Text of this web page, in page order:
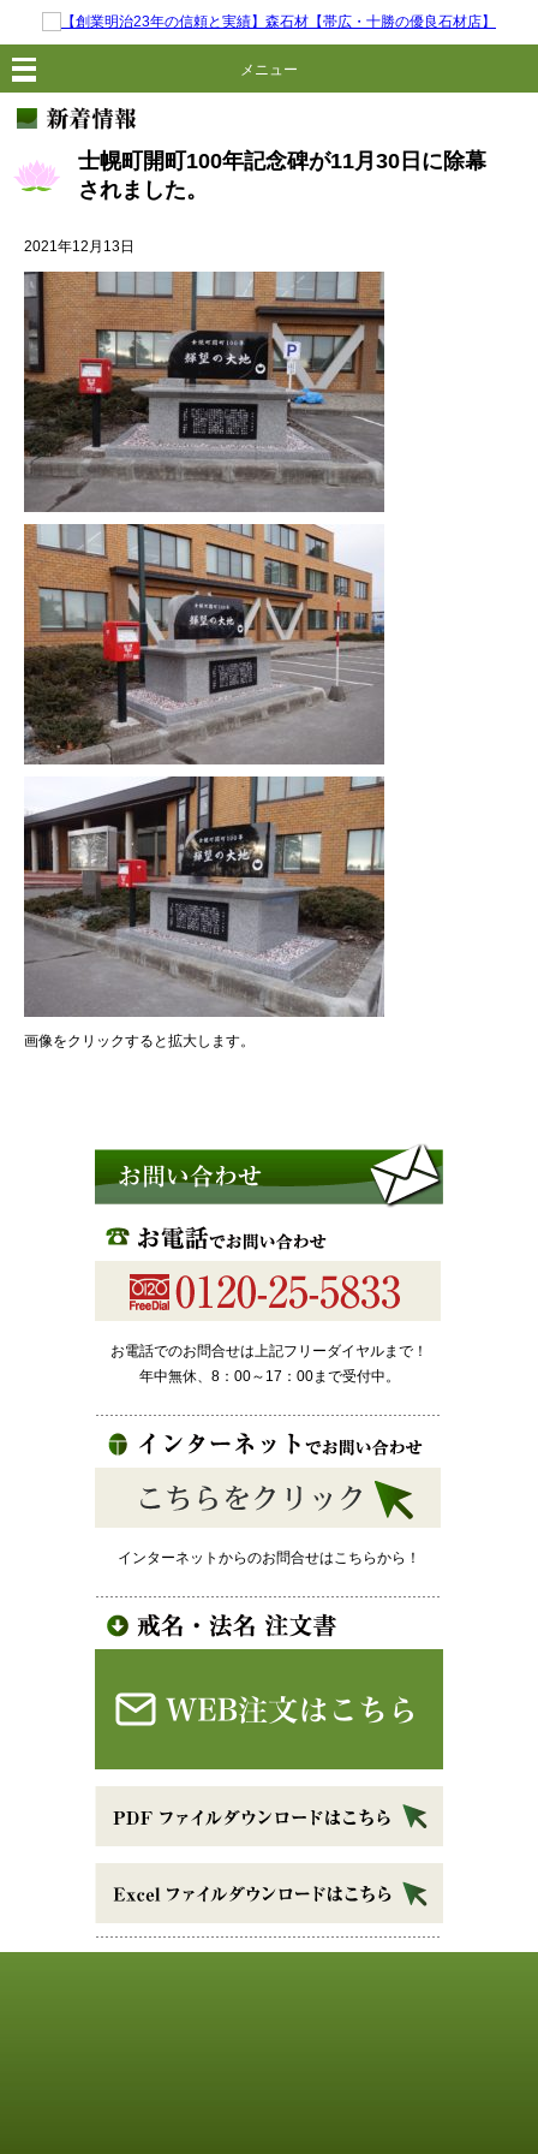
メニュー
士幌町開町100年記念碑が11月30日に除幕
されました。
2021年12月13日
画像をクリックすると拡大します。
お電話でのお問合せは上記フリーダイヤルまで！
年中無休、8：00～17：00まで受付中。
インターネットからのお問合せはこちらから！